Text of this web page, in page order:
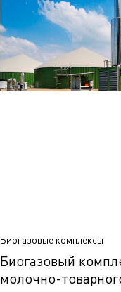
Биогазовые комплексы
Биогазовый
молочно-